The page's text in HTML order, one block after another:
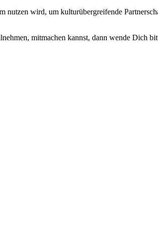
wird, um kulturübergreifende
mitmachen kannst, dann wende Dich